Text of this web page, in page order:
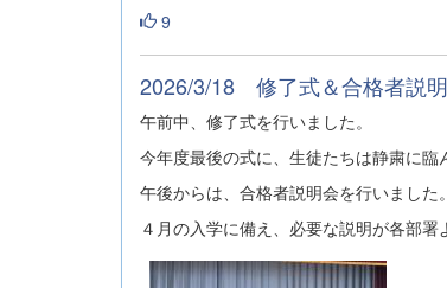
9
2026/3/18 修了式＆合格者説
午前中、修了式を行いました。
今年度最後の式に、生徒たちは静粛に臨
午後からは、合格者説明会を行いました。
４月の入学に備え、必要な説明が各部署